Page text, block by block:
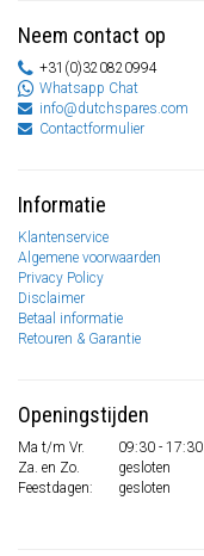
Neem contact op
+31(0)320820994
Whatsapp Chat
info@dutchspares.com
Contactformulier
Informatie
Klantenservice
Algemene voorwaarden
Privacy Policy
Disclaimer
Betaal informatie
Retouren & Garantie
Openingstijden
Ma t/m Vr.
09:30 - 17:30
Za. en Zo.
gesloten
Feestdagen:
gesloten